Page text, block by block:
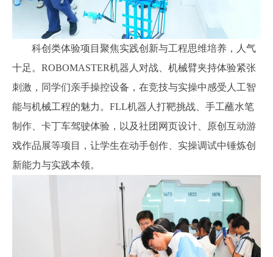
科创类体验项目聚焦实践创新与工程思维培养，人气
十足。ROBOMASTER机器人对战、机械臂夹持体验紧张
刺激，同学们亲手操控设备，在竞技与实操中感受人工智
能与机械工程的魅力。FLL机器人打靶挑战、手工蘸水笔
制作、卡丁车驾驶体验，以及社团网页设计、原创互动游
戏作品展等项目，让学生在动手创作、实操调试中锤炼创
新能力与实践本领。